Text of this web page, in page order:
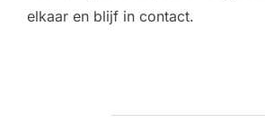
elkaar en blijf in contact.